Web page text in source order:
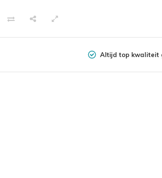
Altijd top kwaliteit